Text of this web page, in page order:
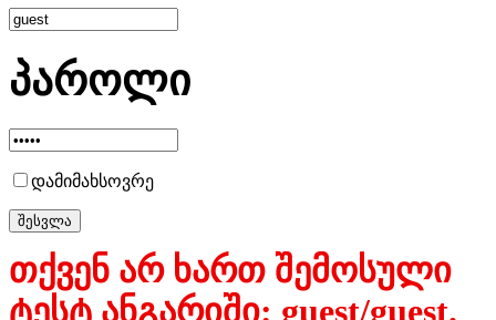
პაროლი
დამიმახსოვრე
თქვენ არ ხართ შემოსული
ტესტ ანგარიში: guest/guest.